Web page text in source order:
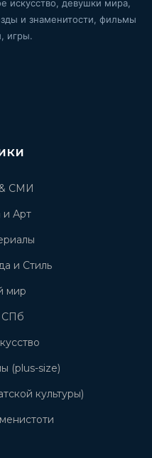
искусство, девушки мира,
и знаменитости, фильмы
игры.
СМИ
и Арт
и Стиль
мир
(plus-size)
культуры)